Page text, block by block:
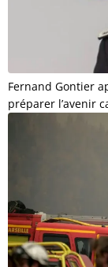
Fernand Gontier
préparer l’avenir